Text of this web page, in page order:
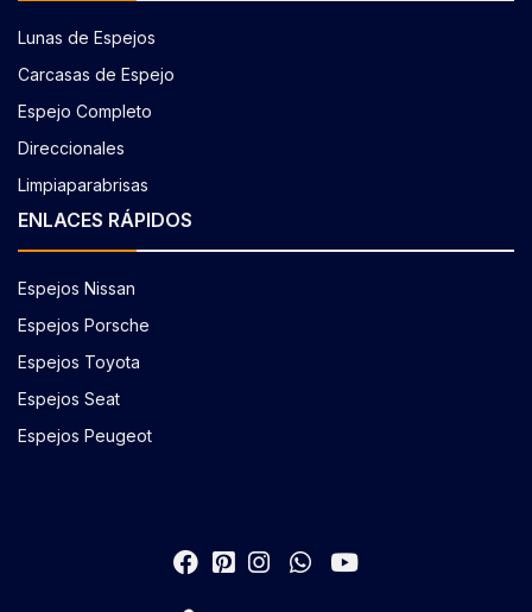
Lunas de Espejos
Carcasas de Espejo
Espejo Completo
Direccionales
Limpiaparabrisas
ENLACES RÁPIDOS
Espejos Nissan
Espejos Porsche
Espejos Toyota
Espejos Seat
Espejos Peugeot